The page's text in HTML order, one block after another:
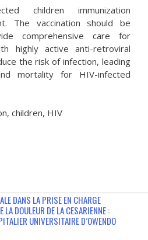
children immunization
The vaccination should be
comprehensive care for
highly active anti-retroviral
the risk of infection, leading
mortality for HIV-infected
children, HIV
DANS LA PRISE EN CHARGE
DOULEUR DE LA CESARIENNE :
UNIVERSITAIRE D’OWENDO